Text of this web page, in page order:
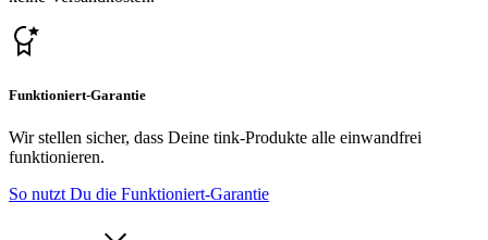
Funktioniert-Garantie
Wir stellen sicher, dass Deine tink-Produkte alle einwandfrei
funktionieren.
So nutzt Du die Funktioniert-Garantie